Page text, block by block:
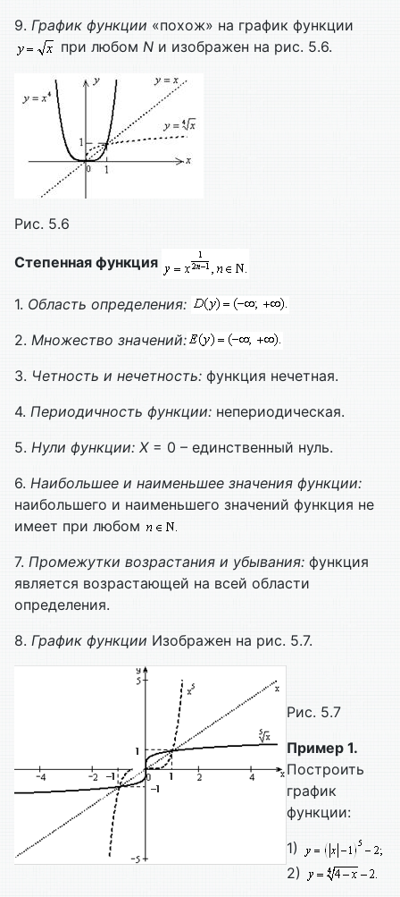
9. График функции «похож» на график функции
при любом N и изображен на рис. 5.6.
Рис. 5.6
Степенная функция
1. Область определения:
2. Множество значений:
3. Четность и нечетность: функция нечетная.
4. Периодичность функции: непериодическая.
5. Нули функции: X = 0 – единственный нуль.
6. Наибольшее и наименьшее значения функции:
наибольшего и наименьшего значений функция не
имеет при любом
7. Промежутки возрастания и убывания: функция
является возрастающей на всей области
определения.
8. График функции Изображен на рис. 5.7.
Рис. 5.7
Пример 1.
Построить
график
функции:
1)
2)